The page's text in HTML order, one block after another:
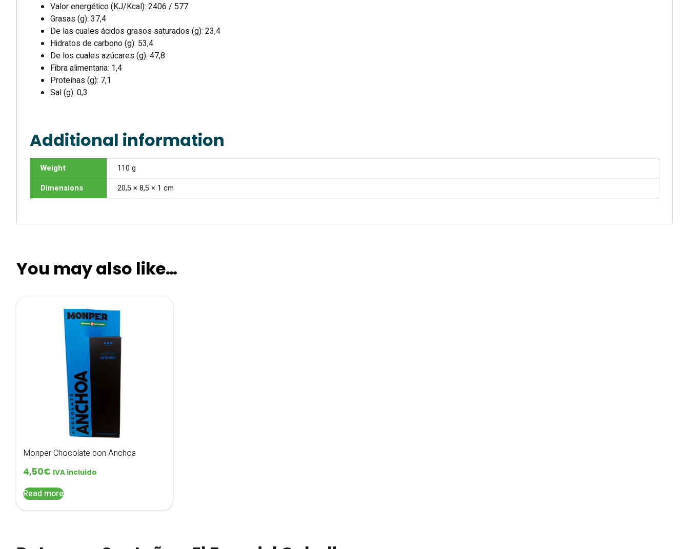
Valor energético (KJ/Kcal): 2406 / 577
Grasas (g): 37,4
De las cuales ácidos grasos saturados (g): 23,4
Hidratos de carbono (g): 53,4
De los cuales azúcares (g): 47,8
Fibra alimentaria: 1,4
Proteínas (g): 7,1
Sal (g): 0,3
Additional information
Weight
110 g
Dimensions
20,5 × 8,5 × 1 cm
You may also like…
Monper Chocolate con Anchoa
4,50€ IVA incluido
Read more